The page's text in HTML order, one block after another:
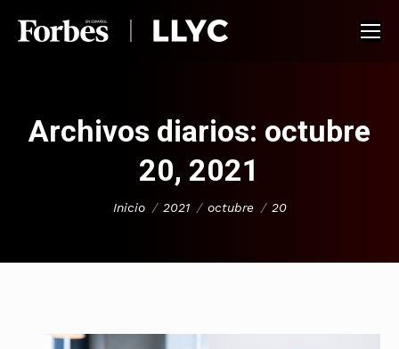
Archivos diarios: octubre
20, 2021
Estás aquí:
Inicio 2021 octubre 20